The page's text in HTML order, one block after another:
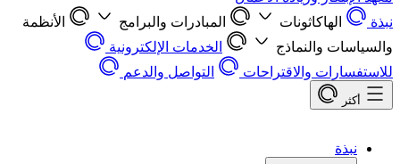
نبذة
الهاكاثونات المبادرات والبرامج
الأنظمة
والسياسات والنماذج
الخدمات الإلكترونية
للاستفسارات والاقتراحات
التواصل والدعم
أكثر
نبذة